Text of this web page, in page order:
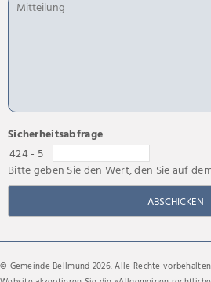
Sicherheitsabfrage
424 - 5
Bitte geben Sie den Wert, den Sie auf
ABSCHICKEN
© Gemeinde Bellmund 2026. Alle Rechte